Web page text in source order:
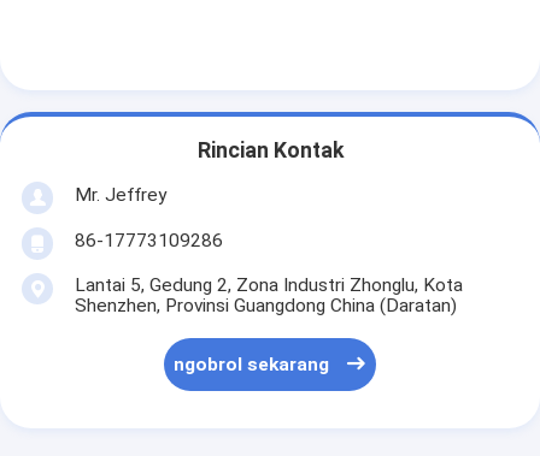
Rincian Kontak
Mr. Jeffrey
86-17773109286
Lantai 5, Gedung 2, Zona Industri Zhonglu, Kota
Shenzhen, Provinsi Guangdong China (Daratan)
ngobrol sekarang